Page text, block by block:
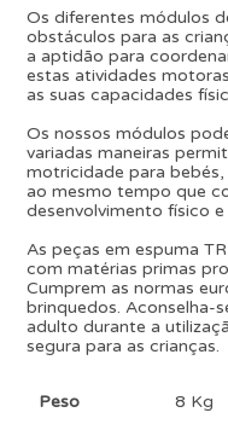
Os diferentes módulos
obstáculos para as
a aptidão para
estas atividades
as suas capacidades
Os nossos módulos
variadas maneiras
motricidade para
ao mesmo tempo que
desenvolvimento físico
As peças em espuma
com matérias primas
Cumprem as normas
brinquedos. Aconselha-
adulto durante a
segura para as crianças.
Peso 8 Kg